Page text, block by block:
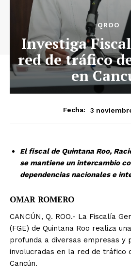
QROO
Investiga
red de tráfico
en
Fecha: 3
El fiscal de Quintana Roo,
se mantiene un intercambio
dependencias nacionales e
OMAR ROMERO
CANCÚN, Q. ROO.- La Fiscalía
(FGE) de Quintana Roo realiza
profunda a diversas empresas y
involucradas en la red de tráfico
Cancún.